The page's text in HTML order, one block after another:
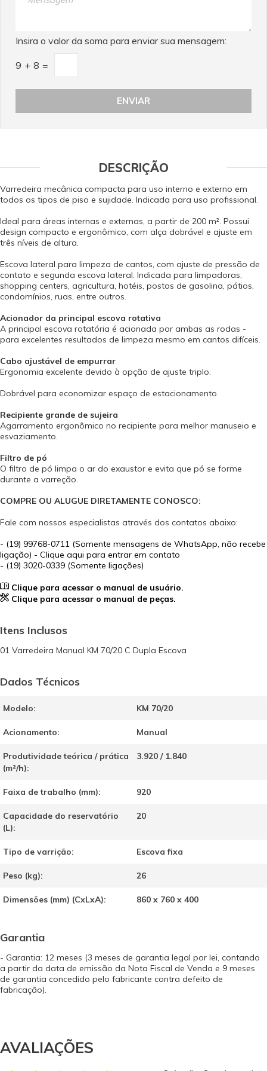
Insira o valor da soma para enviar sua mensagem:
9 + 8 =
DESCRIÇÃO
Varredeira mecânica compacta para uso interno e externo em
todos os tipos de piso e sujidade. Indicada para uso profissional.
Ideal para áreas internas e externas, a partir de 200 m². Possui
design compacto e ergonômico, com alça dobrável e ajuste em
três níveis de altura.
Escova lateral para limpeza de cantos, com ajuste de pressão de
contato e segunda escova lateral. Indicada para limpadoras,
shopping centers, agricultura, hotéis, postos de gasolina, pátios,
condomínios, ruas, entre outros.
Acionador da principal escova rotativa
A principal escova rotatória é acionada por ambas as rodas -
para excelentes resultados de limpeza mesmo em cantos difíceis.
Cabo ajustável de empurrar
Ergonomia excelente devido à opção de ajuste triplo.
Dobrável para economizar espaço de estacionamento.
Recipiente grande de sujeira
Agarramento ergonômico no recipiente para melhor manuseio e
esvaziamento.
Filtro de pó
O filtro de pó limpa o ar do exaustor e evita que pó se forme
durante a varreção.
COMPRE OU ALUGUE DIRETAMENTE CONOSCO:
Fale com nossos especialistas através dos contatos abaixo:
- (19) 99768-0711 (Somente mensagens de WhatsApp, não recebe
ligação) - Clique aqui para entrar em contato
- (19) 3020-0339 (Somente ligações)
Clique para acessar o manual de usuário.
Clique para acessar o manual de peças.
Itens Inclusos
01 Varredeira Manual KM 70/20 C Dupla Escova
Dados Técnicos
Modelo: KM 70/20
Acionamento: Manual
Produtividade teórica / prática
(m²/h):
3.920 / 1.840
Faixa de trabalho (mm): 920
Capacidade do reservatório
(L):
20
Tipo de varrição: Escova fixa
Peso (kg): 26
Dimensões (mm) (CxLxA): 860 x 760 x 400
Garantia
- Garantia: 12 meses (3 meses de garantia legal por lei, contando
a partir da data de emissão da Nota Fiscal de Venda e 9 meses
de garantia concedido pelo fabricante contra defeito de
fabricação).
AVALIAÇÕES